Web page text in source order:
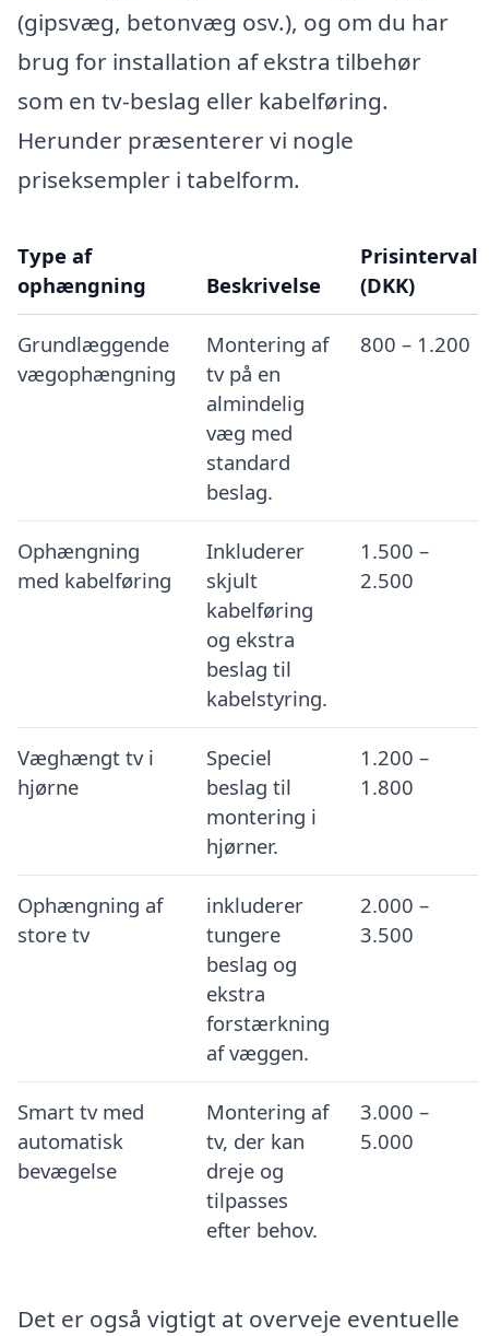
(gipsvæg, betonvæg osv.), og om du har
brug for installation af ekstra tilbehør
som en tv-beslag eller kabelføring.
Herunder præsenterer vi nogle
priseksempler i tabelform.
Type af
ophængning
Beskrivelse
Prisinterval
(DKK)
Grundlæggende
vægophængning
Montering af
tv på en
almindelig
væg med
standard
beslag.
800 – 1.200
Ophængning
med kabelføring
Inkluderer
skjult
kabelføring
og ekstra
beslag til
kabelstyring.
1.500 –
2.500
Væghængt tv i
hjørne
Speciel
beslag til
montering i
hjørner.
1.200 –
1.800
Ophængning af
store tv
inkluderer
tungere
beslag og
ekstra
forstærkning
af væggen.
2.000 –
3.500
Smart tv med
automatisk
bevægelse
Montering af
tv, der kan
dreje og
tilpasses
efter behov.
3.000 –
5.000
Det er også vigtigt at overveje eventuelle